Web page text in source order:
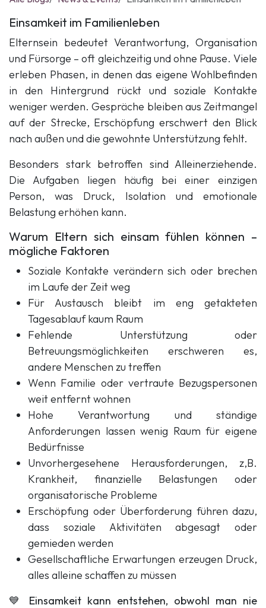
Einsamkeit im Familienleben
Elternsein bedeutet Verantwortung, Organisation
und Fürsorge – oft gleichzeitig und ohne Pause. Viele
erleben Phasen, in denen das eigene Wohlbefinden
in den Hintergrund rückt und soziale Kontakte
weniger werden. Gespräche bleiben aus Zeitmangel
auf der Strecke, Erschöpfung erschwert den Blick
nach außen und die gewohnte Unterstützung fehlt.
Besonders stark betroffen sind Alleinerziehende.
Die Aufgaben liegen häufig bei einer einzigen
Person, was Druck, Isolation und emotionale
Belastung erhöhen kann.
Warum Eltern sich einsam fühlen können –
mögliche Faktoren
Soziale Kontakte verändern sich oder brechen
im Laufe der Zeit weg
Für Austausch bleibt im eng getakteten
Tagesablauf kaum Raum
Fehlende Unterstützung oder
Betreuungsmöglichkeiten erschweren es,
andere Menschen zu treffen
Wenn Familie oder vertraute Bezugspersonen
weit entfernt wohnen
Hohe Verantwortung und ständige
Anforderungen lassen wenig Raum für eigene
Bedürfnisse
Unvorhergesehene Herausforderungen, z,B.
Krankheit, finanzielle Belastungen oder
organisatorische Probleme
Erschöpfung oder Überforderung führen dazu,
dass soziale Aktivitäten abgesagt oder
gemieden werden
Gesellschaftliche Erwartungen erzeugen Druck,
alles alleine schaffen zu müssen
💙 Einsamkeit kann entstehen, obwohl man nie